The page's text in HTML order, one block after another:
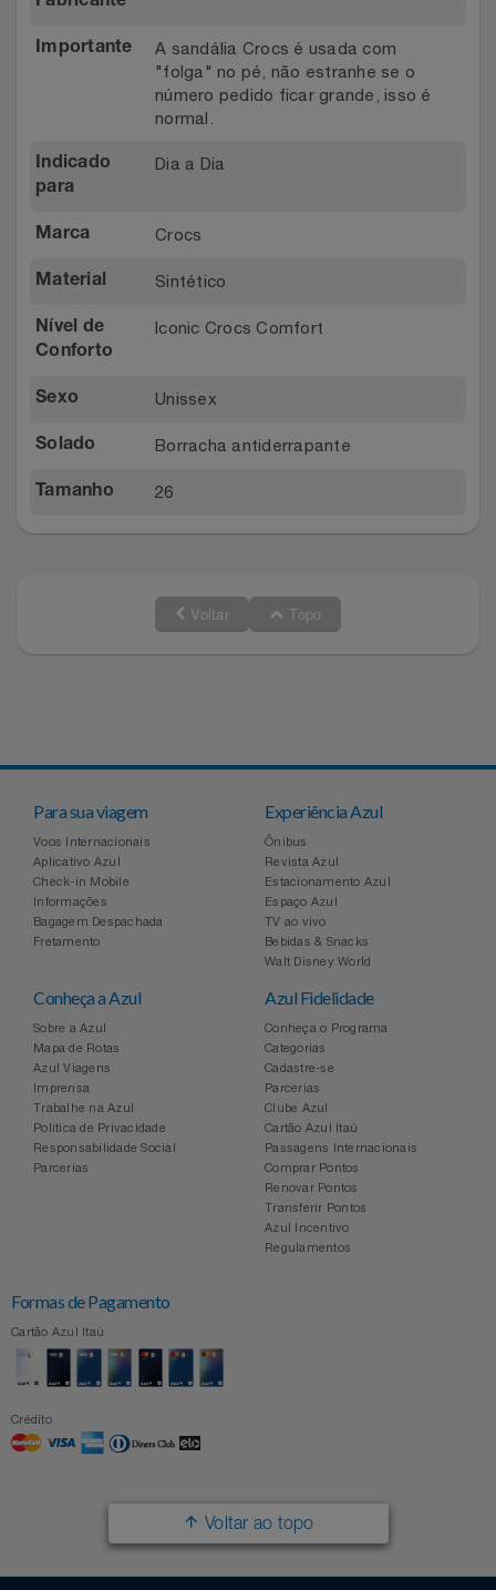
Saúde E Bem-Estar
Utilidades Industriais
Tramontina
Weconnect
Importante
A sandália Crocs é usada com
"folga" no pé, não estranhe se o
número pedido ficar grande, isso é
normal.
Indicado
para
Dia a Dia
Marca Crocs
Material Sintético
Nível de
Conforto
Iconic Crocs Comfort
Sexo Unissex
Solado Borracha antiderrapante
Tamanho 26
Voltar Topo
Para sua viagem
Voos Internacionais
Aplicativo Azul
Check-in Mobile
Informações
Bagagem Despachada
Fretamento
Experiência Azul
Ônibus
Revista Azul
Estacionamento Azul
Espaço Azul
TV ao vivo
Bebidas & Snacks
Walt Disney World
Conheça a Azul
Sobre a Azul
Mapa de Rotas
Azul Viagens
Imprensa
Trabalhe na Azul
Política de Privacidade
Responsabilidade Social
Parcerias
Azul Fidelidade
Conheça o Programa
Categorias
Cadastre-se
Parcerias
Clube Azul
Cartão Azul Itaú
Passagens Internacionais
Comprar Pontos
Renovar Pontos
Transferir Pontos
Azul Incentivo
Regulamentos
Formas de Pagamento
Cartão Azul Itaú
Crédito
Voltar ao topo